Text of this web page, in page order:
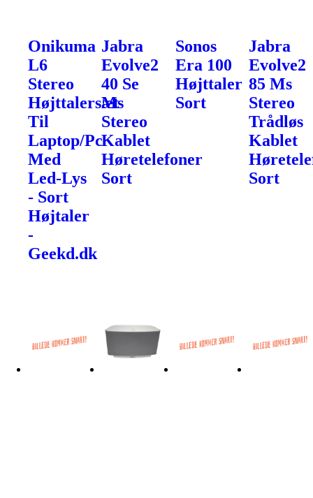
Onikuma
L6
Stereo
Højttalersæt
Til
Laptop/Pc
Med
Led-Lys
- Sort
Højtaler
-
Geekd.dk
Jabra
Evolve2
40 Se
Ms
Stereo
Kablet
Høretelefoner
Sort
Sonos
Era 100
Højttaler
Sort
Jabra
Evolve2
85 Ms
Stereo
Trådløs
Kablet
Sort